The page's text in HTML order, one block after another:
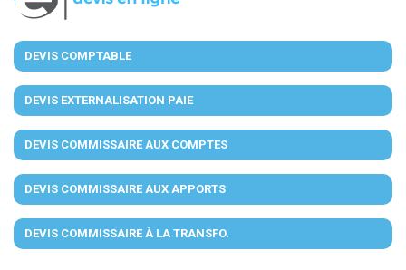
DEVIS COMPTABLE
DEVIS EXTERNALISATION PAIE
DEVIS COMMISSAIRE AUX COMPTES
DEVIS COMMISSAIRE AUX APPORTS
DEVIS COMMISSAIRE À LA TRANSFO.